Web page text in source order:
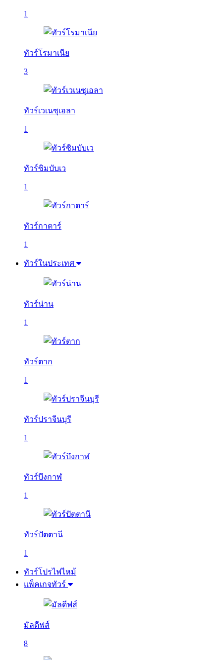
1
ทัวร์โรมาเนีย
3
ทัวร์เวเนซุเอลา
1
ทัวร์ซิมบับเว
1
ทัวร์กาตาร์
1
ทัวร์ในประเทศ
ทัวร์น่าน
1
ทัวร์ตาก
1
ทัวร์ปราจีนบุรี
1
ทัวร์บึงกาฬ
1
ทัวร์ปัตตานี
1
ทัวร์โปรไฟไหม้
แพ็คเกจทัวร์
มัลดีฟส์
8